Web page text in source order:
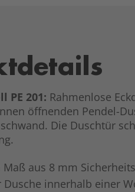
PE 201: Rahmenlose
öffnenden Pendel-
Die Duschtür
Maß aus 8 mm
Dusche innerhalb einer